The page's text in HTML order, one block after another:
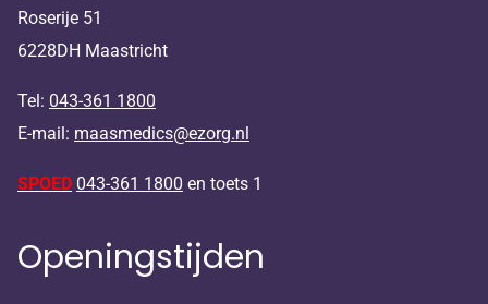
Roserije 51
6228DH Maastricht
Tel: 043-361 1800
E-mail: maasmedics@ezorg.nl
SPOED 043-361 1800 en toets 1
Openingstijden